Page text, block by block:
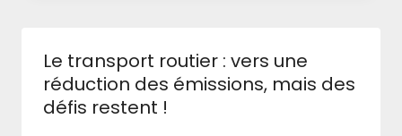
Le transport routier : vers une
réduction des émissions, mais des
défis restent !